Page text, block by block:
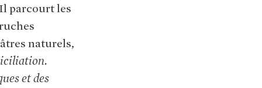
parcourt les
naturels,
et des